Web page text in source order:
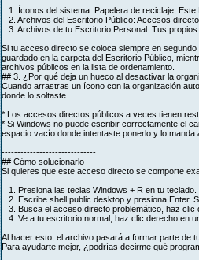
1. Íconos del sistema: Papelera de reciclaje, Este
2. Archivos del Escritorio Público: Accesos
3. Archivos de tu Escritorio Personal: Tus
Si tu acceso directo se coloca siempre en
guardado en la carpeta del Escritorio Público,
archivos públicos en la lista de ordenamiento.
## 3. ¿Por qué deja un hueco al desactivar la
Cuando arrastras un ícono con la organización
donde lo soltaste.
* Los accesos directos públicos a veces tienen
* Si Windows no puede escribir correctamente el
espacio vacío donde intentaste ponerlo y lo manda
------------------------------
## Cómo solucionarlo
Si quieres que este acceso directo se comporte
1. Presiona las teclas Windows + R en tu teclado.
2. Escribe shell:public desktop y presiona Enter.
3. Busca el acceso directo problemático, haz clic
4. Ve a tu escritorio normal, haz clic derecho en
Al hacer esto, el archivo pasará a formar parte de
Para ayudarte mejor, ¿podrías decirme qué